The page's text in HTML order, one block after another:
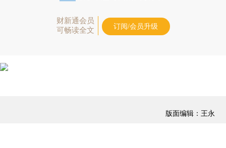
财新通会员
可畅读全文
订阅/会员升级
版面编辑：王永